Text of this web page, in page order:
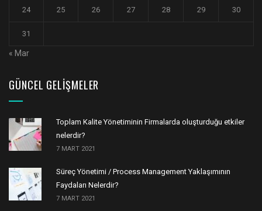
24 25 26 27 28 29 30
31
« Mar
GÜNCEL GELIŞMELER
Toplam Kalite Yönetiminin Firmalarda oluşturduğu etkiler
nelerdir?
7 MART 2021
Süreç Yönetimi / Process Management Yaklaşımının
Faydaları Nelerdir?
7 MART 2021